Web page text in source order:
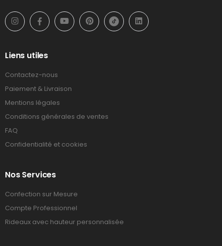
Liens utiles
Contactez-nous
Paiement & Livraison
Mentions légales
Conditions générales de ventes
FAQ
Confidentialité et cookies
Nos Services
Confection sur Mesure
Compte Professionnel
Rideaux avec hauteur personnalisée